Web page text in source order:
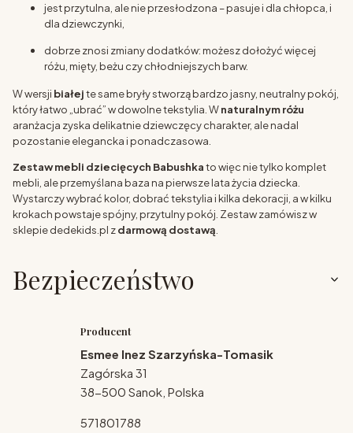
jest przytulna, ale nie przesłodzona – pasuje i dla chłopca, i
dla dziewczynki,
dobrze znosi zmiany dodatków: możesz dołożyć więcej
różu, mięty, beżu czy chłodniejszych barw.
W wersji białejte same bryły stworzą bardzo jasny, neutralny pokój,
który łatwo „ubrać” w dowolne tekstylia. Wnaturalnym różu
aranżacja zyska delikatnie dziewczęcy charakter, ale nadal
pozostanie elegancka i ponadczasowa.
Zestaw mebli dziecięcych Babushkato więc nie tylko komplet
mebli, ale przemyślana baza na pierwsze lata życia dziecka.
Wystarczy wybrać kolor, dobrać tekstylia i kilka dekoracji, a w kilku
krokach powstaje spójny, przytulny pokój. Zestaw zamówisz w
sklepie dedekids.pl zdarmową dostawą
Bezpieczeństwo
Producent
Esmee Inez Szarzyńska-Tomasik
Zagórska 31
38-500 Sanok, Polska
571801788